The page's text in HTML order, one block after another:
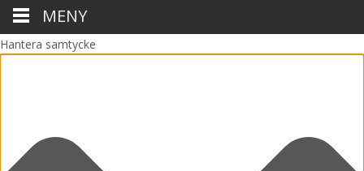
Hantera samtycke
MENY